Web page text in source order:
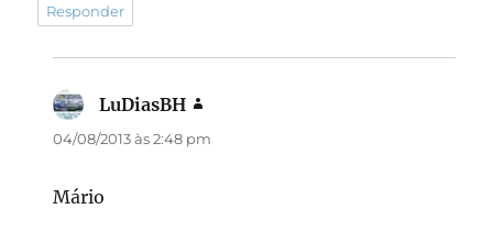
Responder
LuDiasBH
04/08/2013 às 2:48 pm
Mário